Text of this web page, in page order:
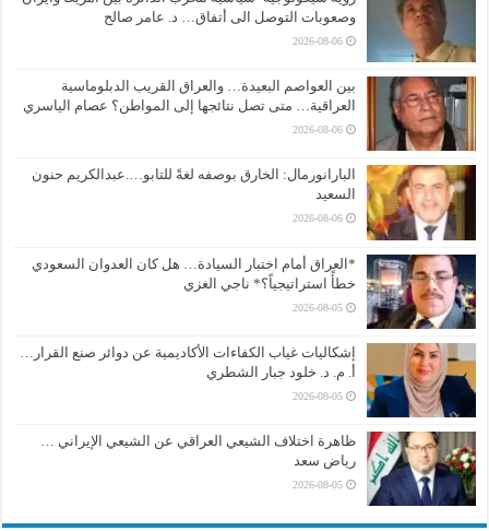
وصعوبات التوصل الى أتفاق… د. عامر صالح
2026-08-06
بين العواصم البعيدة… والعراق القريب الدبلوماسية
العراقية… متى تصل نتائجها إلى المواطن؟ عصام الياسري
2026-08-06
البارانورمال: الخارق بوصفه لغةً للتابو….عبدالكريم حنون
السعيد
2026-08-06
*العراق أمام اختبار السيادة… هل كان العدوان السعودي
خطأً استراتيجياً؟* ناجي الغزي
2026-08-05
إشكاليات غياب الكفاءات الأكاديمية عن دوائر صنع القرار…
أ. م. د. خلود جبار الشطري
2026-08-05
ظاهرة اختلاف الشيعي العراقي عن الشيعي الإيراني …
رياض سعد
2026-08-05